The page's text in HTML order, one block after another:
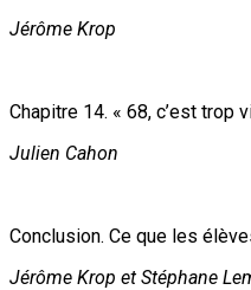
Jérôme Krop
Chapitre 14. « 68, c’est trop
Julien Cahon
Conclusion. Ce que les
Jérôme Krop et Stéphane